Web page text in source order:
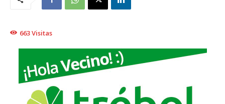
663Visitas